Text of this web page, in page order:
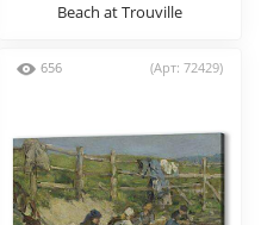
Beach at Trouville
656 (Арт: 72429)